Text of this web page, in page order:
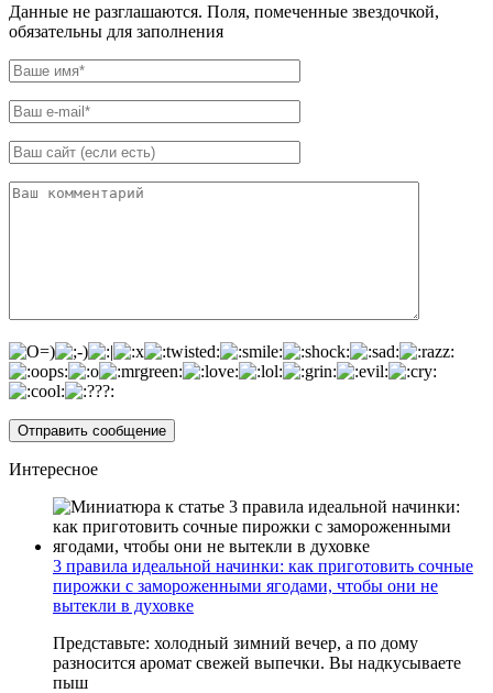
Данные не разглашаются. Поля, помеченные звездочкой,
обязательны для заполнения
Интересное
3 правила идеальной начинки: как приготовить сочные
пирожки с замороженными ягодами, чтобы они не
вытекли в духовке
Представьте: холодный зимний вечер, а по дому
разносится аромат свежей выпечки. Вы надкусываете
пыш